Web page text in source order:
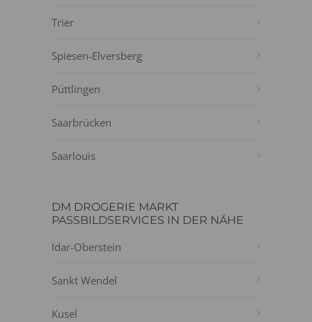
Trier
Spiesen-Elversberg
Püttlingen
Saarbrücken
Saarlouis
DM DROGERIE MARKT
PASSBILDSERVICES IN DER NÄHE
Idar-Oberstein
Sankt Wendel
Kusel